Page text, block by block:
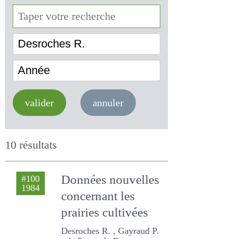
Desroches R.
valider annuler
10 résultats
#100
Données nouvelles
concernant les
prairies cultivées